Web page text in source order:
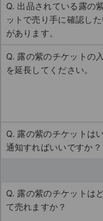
Q. 出品されている露の
ットで売り手に確認した
があります。
Q. 露の紫のチケットの
を延長してください。
Q. 露の紫のチケットは
通知すればいいですか？
Q. 露の紫のチケットは
て売れますか？